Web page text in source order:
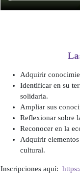
Adquirir
Identificar en su
solidaria.
Ampliar sus
Reflexionar sobre
Reconocer en la
Adquirir
cultural.
Inscripciones aquí: